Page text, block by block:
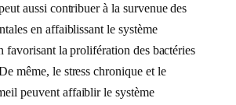
aussi contribuer à la survenue des
en affaiblissant le système
favorisant la prolifération des bactéries
même, le stress chronique et le
peuvent affaiblir le système